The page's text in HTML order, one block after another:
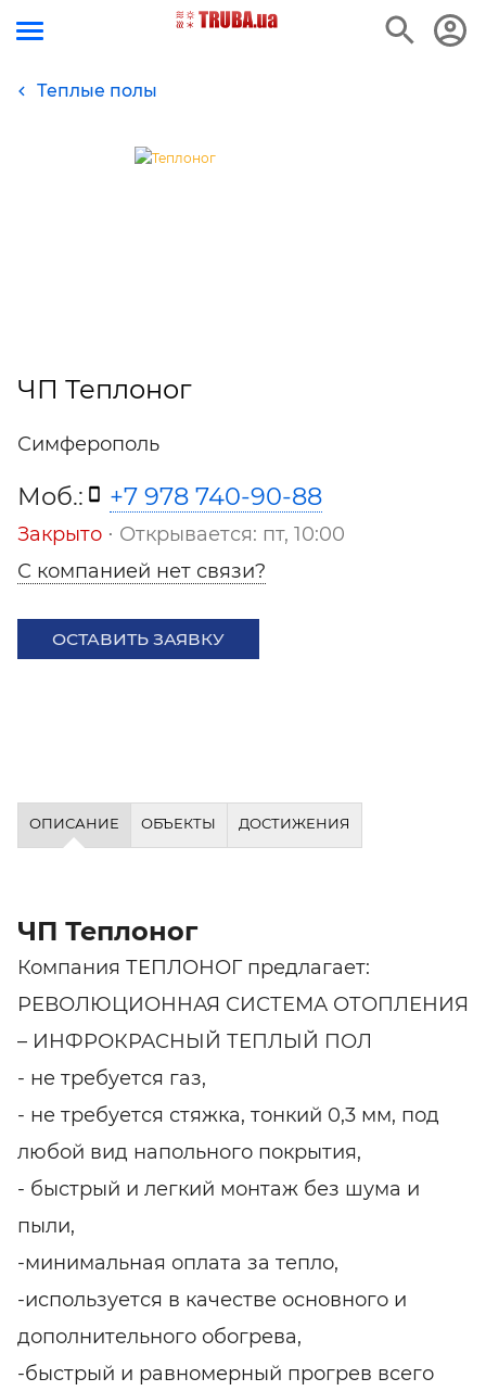
Теплые полы
ЧП Теплоног
Симферополь
Моб.: +7 978 740-90-88
Закрыто ⋅ Открывается: пт, 10:00
С компанией нет связи?
ОСТАВИТЬ ЗАЯВКУ
ОПИСАНИЕ ОБЪЕКТЫ ДОСТИЖЕНИЯ
ЧП Теплоног
Компания ТЕПЛОНОГ предлагает:
РЕВОЛЮЦИОННАЯ СИСТЕМА ОТОПЛЕНИЯ
– ИНФРОКРАСНЫЙ ТЕПЛЫЙ ПОЛ
- не требуется газ,
- не требуется стяжка, тонкий 0,3 мм, под
любой вид напольного покрытия,
- быстрый и легкий монтаж без шума и
пыли,
-минимальная оплата за тепло,
-используется в качестве основного и
дополнительного обогрева,
-быстрый и равномерный прогрев всего